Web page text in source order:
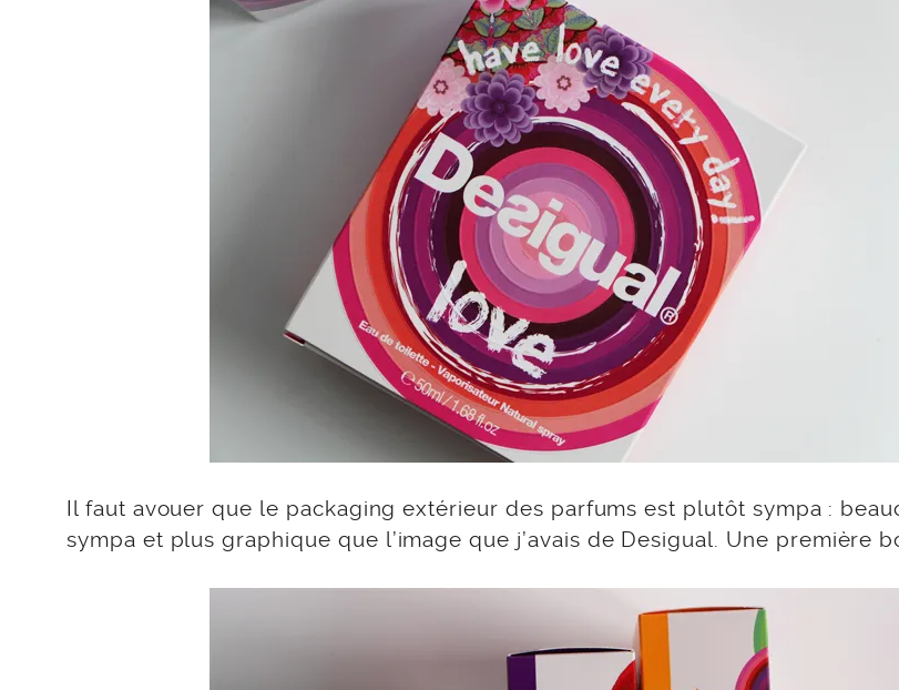
Il faut avouer que le packaging extérieur des parfums est plutôt sympa :
sympa et plus graphique que l’image que j’avais de Desigual. Une première